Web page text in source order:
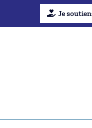
Je